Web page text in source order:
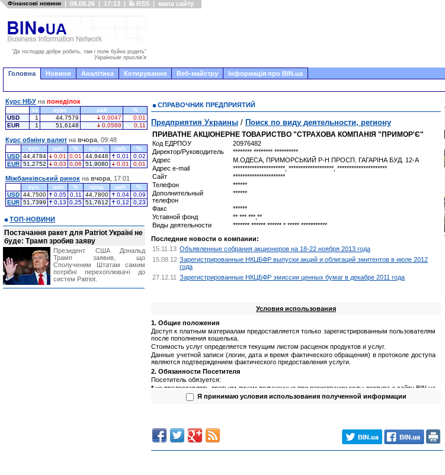
Фінансові новини | 08.08.26 | 17:13 | RSS | мапа сайту
"Де господар добре робить, там і поле буйно родить"
Українське прислів'я
Головна Новини Аналітика Котирування Веб-майстру Інформація про BIN.ua
СПРАВОЧНИК ПРЕДПРИЯТИЙ
Предприятия Украины / Поиск по виду деятельности, региону
ПРИВАТНЕ АКЦІОНЕРНЕ ТОВАРИСТВО "СТРАХОВА КОМПАНІЯ "ПРИМОР'Є"
Код ЕДРПОУ
20976482
Директор/Руководитель
******** ******** **********
Адрес
М.ОДЕСА, ПРИМОРСЬКИЙ Р-Н ПРОСП. ГАГАРІНА БУД. 12-А
Адрес e-mail
**********************, *******************, *********************
Сайт
**********************
Телефон
******
Дополнительный
телефон
******
Факс
******
Уставной фонд
** *** ***,**
Виды деятельности
******* ****** ****** * ***** ***********
Последние новости о компании:
15.11.13 Объявленные собрания акционеров на 18-22 ноября 2013 года
15.08.12 Зарегистрированные НКЦБФР выпуски акций и облигаций эмитентов в июле 2012
года
27.12.11 Зарегистрированные НКЦБФР эмиссии ценных бумаг в декабре 2011 года
Условия использования
1. Общие положения
Доступ к платным материалам предоставляется только зарегистрированным пользователям
после пополнения кошелька.
Стоимость услуг определяется текущим листом расценок продуктов и услуг.
Данные учетной записи (логин, дата и время фактического обращения) в протоколе доступа
являются подтверждением фактического предоставления услуги.
2. Обязанности Посетителя
Посетитель обязуется:
*не предоставлять третьим лицам полученные при регистрации коды доступа к сайту BIN.ua
(логин, пароль);
не предоставлять третьим лицам полученную информацию;
Администрация сайта обязуется:
*обеспечить сохранность данных полученных от Посетителя в процессе регистрации;
предоставлять Посетителю запрашиваемую информацию в максимально короткие сроки.
Я принимаю условия использования полученной информации
Курс НБУ на понеділок
за курс uah
%
USD
1 44,7579 0,0047
0,01
EUR
1 51,6148 0,0569 0,11
Курс обміну валют на вчора , 09:48
куп. uah % прод. uah
%
USD 44,4784 0,01 0,01 44,9448 0,01
0,02
EUR 51,2752 0,03 0,06 51,9080 0,01 0,01
Міжбанківський ринок на вчора , 17:01
куп. uah % прод. uah
%
USD 44,7500 0,05 0,11 44,7800 0,04
0,09
EUR 51,7399 0,13 0,25 51,7612 0,12 0,23
ТОП-НОВИНИ
Постачання ракет для Patriot Україні не
буде: Трамп зробив заяву
Президент США Дональд
Трамп заявив, що
Сполученим Штатам самим
потрібні перехоплювачі до
систем Patriot.